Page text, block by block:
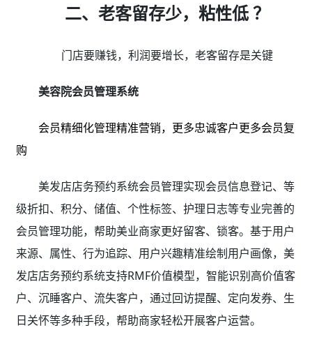
二、老客留存少，粘性低 ？
门店要赚钱，利润要增长，老客留存是关键
美容院会员管理系统
会员精细化管理精准营销，更多忠诚客户更多会员复
购
美发店店务预约系统会员管理实现会员信息登记、等
级折扣、积分、储值、个性标签、护理日志等专业完善的
会员管理功能，帮助美业商家更好留客、锁客。基于用户
来源、属性、行为追踪、用户兴趣精准绘制用户画像，美
发店店务预约系统支持RMF价值模型，智能识别高价值客
户、沉睡客户、流失客户，通过回访提醒、定向发券、生
日关怀等多种手段，帮助商家轻松开展客户运营。